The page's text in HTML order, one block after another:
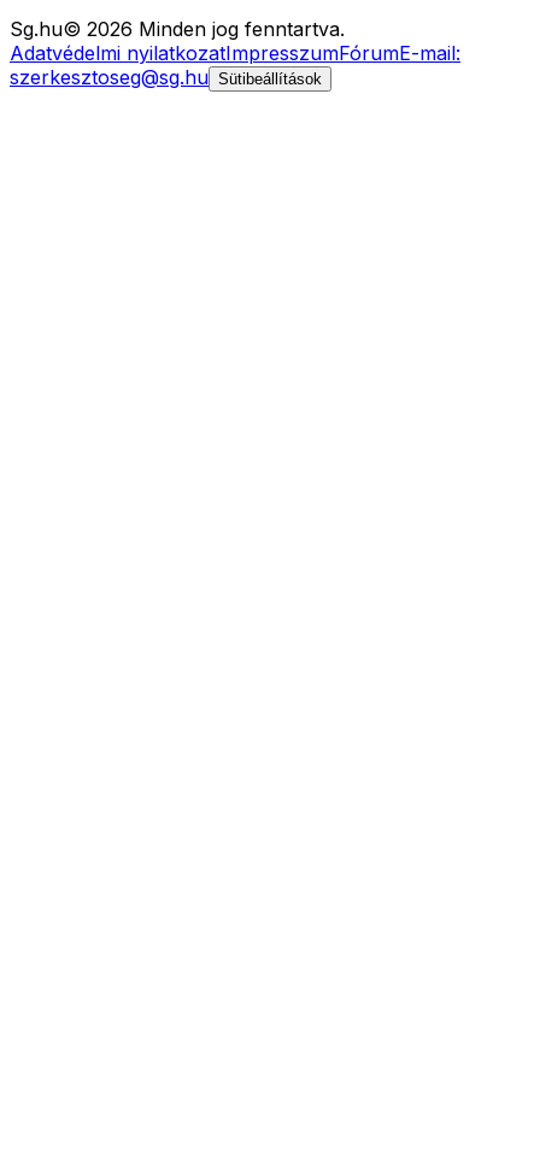
Sg.hu© 2026 Minden jog fenntartva.
Adatvédelmi nyilatkozatImpresszumFórumE-mail:
szerkesztoseg@sg.hu Sütibeállítások